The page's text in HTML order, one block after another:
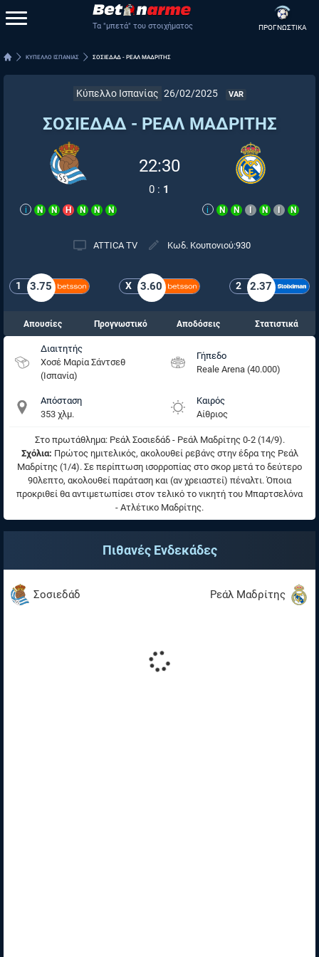
Τα "μπετά" του στοιχήματος ΠΡΟΓΝΩΣΤΙΚΑ
ΚΥΠΕΛΛΟ ΙΣΠΑΝΙΑΣ ΣΟΣΙΕΔΑΔ - ΡΕΑΛ ΜΑΔΡΙΤΗΣ
Κύπελλο Ισπανίας 26/02/2025 VAR
ΣΟΣΙΕΔΑΔ - ΡΕΑΛ ΜΑΔΡΙΤΗΣ
i Ν Ν Η Ν Ν Ν
22:30
0 : 1
i Ν Ν Ι Ν Ι Ν
ATTICA TV Κωδ. Κουπονιού:930
1 3.75 X 3.60 2 2.37
Απουσίες Προγνωστικό Αποδόσεις Στατιστικά
Διαιτητής
Χοσέ Μαρία Σάντσεθ
(Ισπανία)
Γήπεδο
Reale Arena (40.000)
Απόσταση
353 χλμ.
Καιρός
Αίθριος
Στο πρωτάθλημα: Ρεάλ Σοσιεδάδ - Ρεάλ Μαδρίτης 0-2 (14/9).
Σχόλια: Πρώτος ημιτελικός, ακολουθεί ρεβάνς στην έδρα της Ρεάλ
Μαδρίτης (1/4). Σε περίπτωση ισορροπίας στο σκορ μετά το δεύτερο
90λεπτο, ακολουθεί παράταση και (αν χρειαστεί) πέναλτι. Όποια
προκριθεί θα αντιμετωπίσει στον τελικό το νικητή του Μπαρτσελόνα
- Ατλέτικο Μαδρίτης.
Πιθανές Ενδεκάδες
Σοσιεδάδ Ρεάλ Μαδρίτης